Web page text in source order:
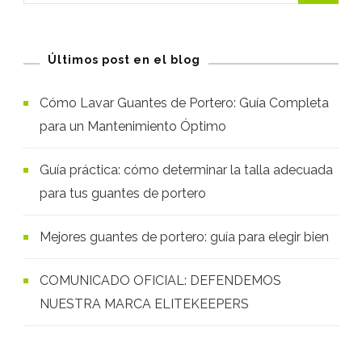
Últimos post en el blog
Cómo Lavar Guantes de Portero: Guía Completa
para un Mantenimiento Óptimo
Guía práctica: cómo determinar la talla adecuada
para tus guantes de portero
Mejores guantes de portero: guía para elegir bien
COMUNICADO OFICIAL: DEFENDEMOS
NUESTRA MARCA ELITEKEEPERS